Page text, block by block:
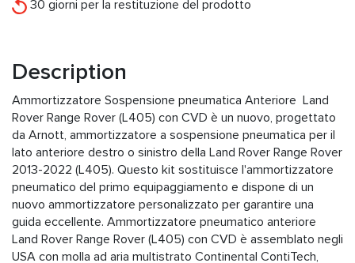
30 giorni per la restituzione del prodotto
Description
Ammortizzatore Sospensione pneumatica Anteriore Land
Rover Range Rover (L405) con CVD è un nuovo, progettato
da Arnott, ammortizzatore a sospensione pneumatica per il
lato anteriore destro o sinistro della Land Rover Range Rover
2013-2022 (L405). Questo kit sostituisce l'ammortizzatore
pneumatico del primo equipaggiamento e dispone di un
nuovo ammortizzatore personalizzato per garantire una
guida eccellente. Ammortizzatore pneumatico anteriore
Land Rover Range Rover (L405) con CVD è assemblato negli
USA con molla ad aria multistrato Continental ContiTech,